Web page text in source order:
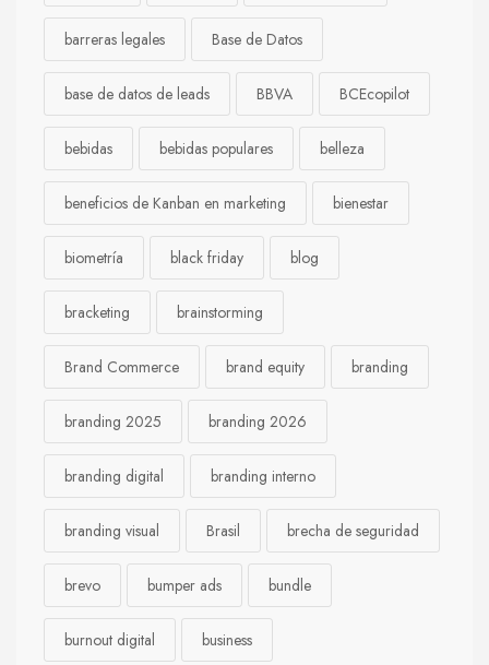
barreras legales Base de Datos
base de datos de leads BBVA BCEcopilot
bebidas bebidas populares belleza
beneficios de Kanban en marketing bienestar
biometría black friday blog
bracketing brainstorming
Brand Commerce brand equity branding
branding 2025 branding 2026
branding digital branding interno
branding visual Brasil brecha de seguridad
brevo bumper ads bundle
burnout digital business